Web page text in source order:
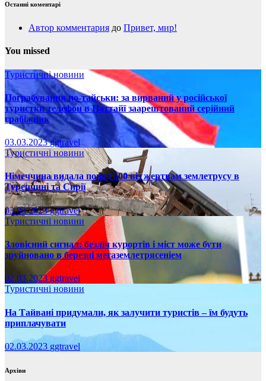
Останні коментарі
Автор комментария до Привет, мир!
You missed
Туристичні новини
Пограбування по-тайськи: за вирваний у російської
туристки телефон в Паттайї заарештований серійний
грабіжник
03.03.2023ggtravel
Туристичні новини
Німеччина видала понад 500 віз жертвам землетрусу в
Туреччині та Сирії
03.03.2023ggtravel
Туристичні новини
Зловісний сигнал: безліч курортів і міст може бути
зруйновано в березні мегаземлетрясеніем
02.03.2023 ggtravel
Туристичні новини
На Тайвані придумали, як залучити туристів – їм будуть
приплачувати
02.03.2023 ggtravel
Архіви